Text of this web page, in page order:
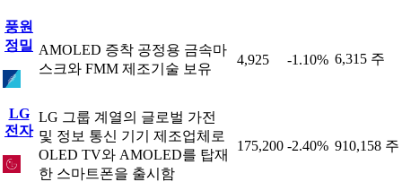
풍원
정밀 AMOLED 증착 공정용 금속마
스크와 FMM 제조기술 보유
4,925 -1.10% 6,315 주
LG
전자
LG 그룹 계열의 글로벌 가전
및 정보 통신 기기 제조업체로
OLED TV와 AMOLED를 탑재
한 스마트폰을 출시함
175,200 -2.40% 910,158 주